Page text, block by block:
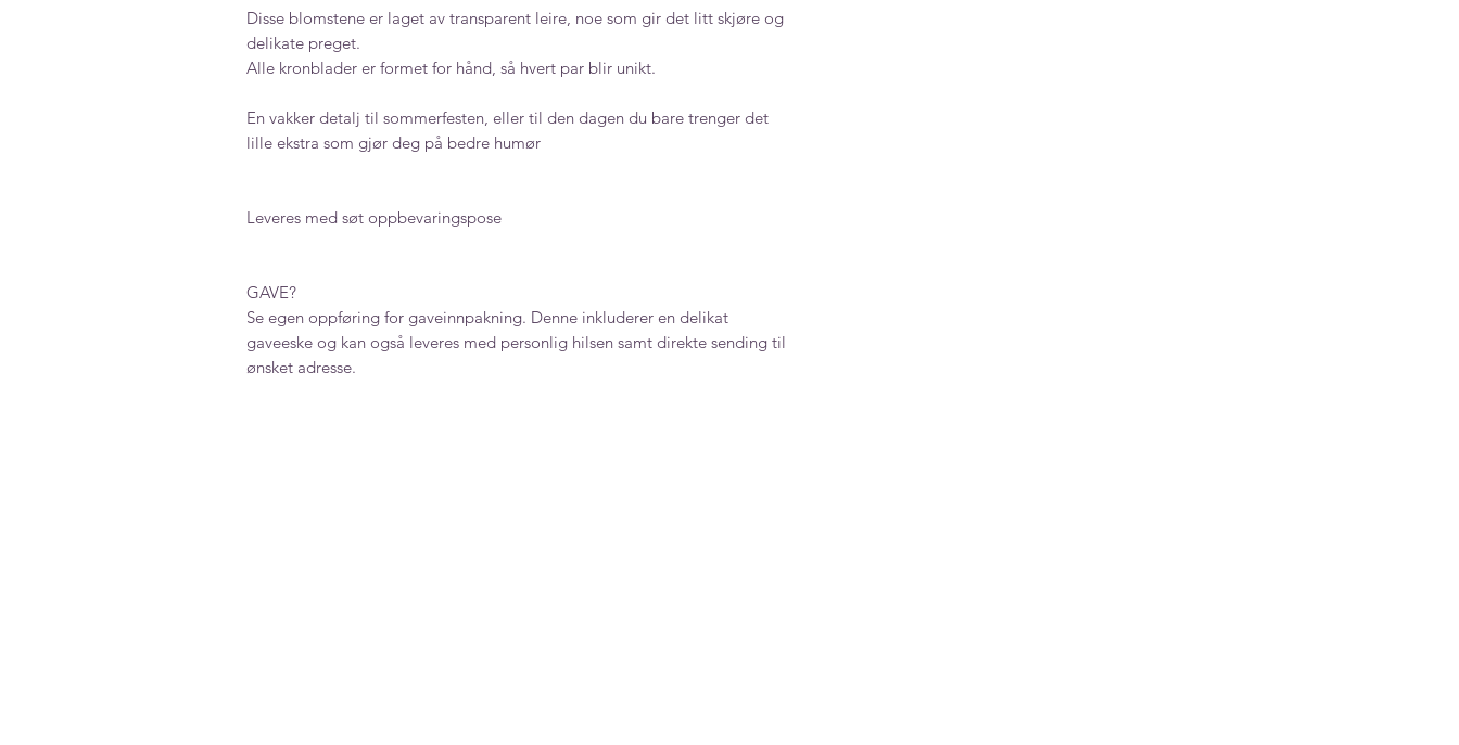
Disse blomstene er laget av transparent leire, noe som gir det litt skjøre og
delikate preget.
Alle kronblader er formet for hånd, så hvert par blir unikt.
En vakker detalj til sommerfesten, eller til den dagen du bare trenger det
lille ekstra som gjør deg på bedre humør
Leveres med søt oppbevaringspose
GAVE?
Se egen oppføring for gaveinnpakning. Denne inkluderer en delikat
gaveeske og kan også leveres med personlig hilsen samt direkte sending til
ønsket adresse.